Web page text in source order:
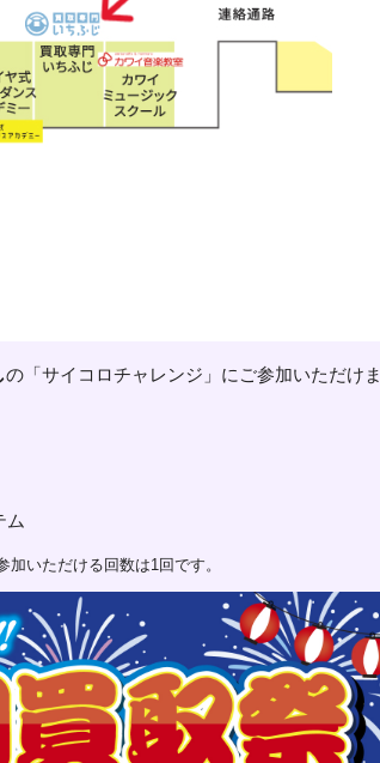
の「サイコロチャレンジ」にご参加いただけま
ム
いただける回数は1回です。